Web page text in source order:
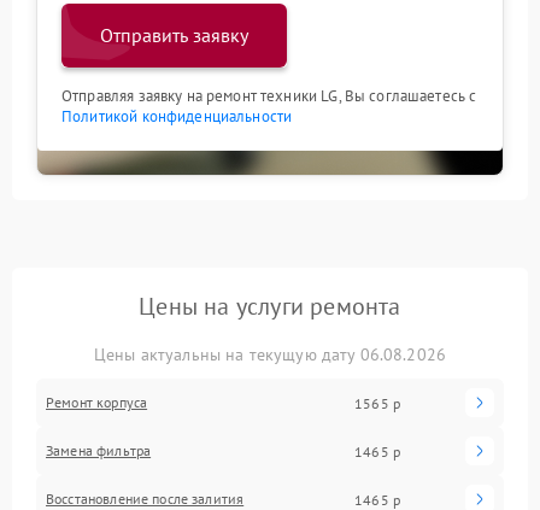
Отправить заявку
Отправляя заявку на ремонт техники LG, Вы соглашаетесь с
Политикой конфиденциальности
Цены на услуги ремонта
Цены актуальны на текущую дату 06.08.2026
Ремонт корпуса 1565 р
Замена фильтра 1465 р
Восстановление после залития 1465 р